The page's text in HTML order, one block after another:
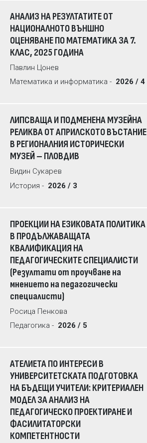
АНАЛИЗ НА РЕЗУЛТАТИТЕ ОТ
НАЦИОНАЛНОТО ВЪНШНО
ОЦЕНЯВАНЕ ПО МАТЕМАТИКА ЗА 7.
КЛАС, 2025 ГОДИНА
Павлин Цонев
Математика и информатика - 2026 / 4
ЛИПСВАЩА И ПОДМЕНЕНА МУЗЕЙНА
РЕЛИКВА ОТ АПРИЛСКОТО ВЪСТАНИЕ
В РЕГИОНАЛНИЯ ИСТОРИЧЕСКИ
МУЗЕЙ – ПЛОВДИВ
Видин Сукарев
История - 2026 / 3
ПРОЕКЦИИ НА ЕЗИКОВАТА ПОЛИТИКА
В ПРОДЪЛЖАВАЩАТА
КВАЛИФИКАЦИЯ НА
ПЕДАГОГИЧЕСКИТЕ СПЕЦИАЛИСТИ
(Резултати от проучване на
мнението на педагогически
специалисти)
Росица Пенкова
Педагогика - 2026 / 5
АТЕЛИЕТА ПО ИНТЕРЕСИ В
УНИВЕРСИТЕТСКАТА ПОДГОТОВКА
НА БЪДЕЩИ УЧИТЕЛИ: КРИТЕРИАЛЕН
МОДЕЛ ЗА АНАЛИЗ НА
ПЕДАГОГИЧЕСКО ПРОЕКТИРАНЕ И
ФАСИЛИТАТОРСКИ
КОМПЕТЕНТНОСТИ